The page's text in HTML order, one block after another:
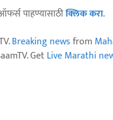
पाहण्यासाठीक्लिक करा.
Breaking newsfrom
GetLive Marathi